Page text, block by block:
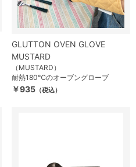
GLUTTON OVEN GLOVE
MUSTARD
（MUSTARD）
耐熱180℃のオーブングローブ
￥935 （税込）